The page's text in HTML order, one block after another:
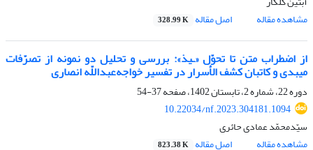
مشاهده مقاله
اصل مقاله 328.99 K
از اضطراب متن تا تحوّل «ـیذ»: بررسی و تحلیل دو نمونه از تصرّفات
میبدی و کاتبان کشف الأسرار در تفسیر خواجه‌عبداللّه انصاری
دوره 22، شماره 2، تابستان 1402، صفحه
37-54
10.22034/nf.2023.304181.1094
سیّدمحمّد عمادی حائری
مشاهده مقاله
اصل مقاله 823.38 K